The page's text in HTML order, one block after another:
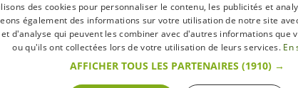
devis
des cookies pour personnaliser le contenu, les publicités et
également des informations sur votre utilisation de notre site
d'analyse qui peuvent les combiner avec d'autres informations que
ou qu'ils ont collectées lors de votre utilisation de leurs services. En
AFFICHER TOUS LES PARTENAIRES (1910) →